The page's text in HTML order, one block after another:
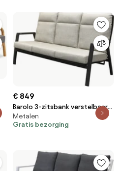
€ 849
Barolo 3-zitsbank verstelbaar
aluminium antraciet
Metalen
Gratis bezorging